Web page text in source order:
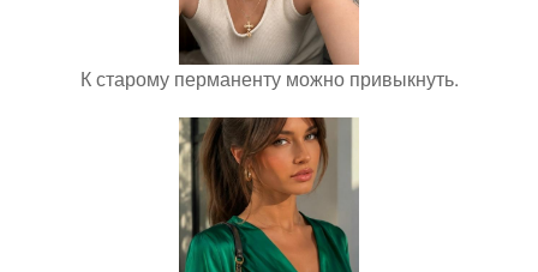
К старому перманенту можно привыкнуть.